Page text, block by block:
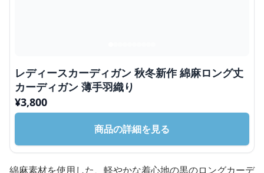
レディースカーディガン 秋冬新作 綿麻ロング丈
カーディガン 薄手羽織り
¥3,800
商品の詳細を見る
綿麻素材を使用した、軽やかな着心地の黒のロングカーデ